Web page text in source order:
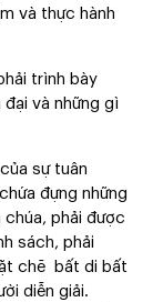
và thực hành
trình bày
và những gì
sự tuân
đựng những
phải được
sách, phải
chẽ bất di bất
diễn giải.